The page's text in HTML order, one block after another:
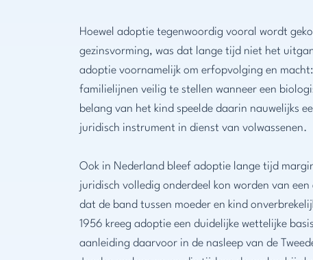
Hoewel adoptie tegenwoordig vooral wordt
gezinsvorming, was dat lange tijd niet het
adoptie voornamelijk om erfopvolging en
familielijnen veilig te stellen wanneer een
belang van het kind speelde daarin nauwelijks
juridisch instrument in dienst van volwassenen.
Ook in Nederland bleef adoptie lange tijd
juridisch volledig onderdeel kon worden van
dat de band tussen moeder en kind
1956 kreeg adoptie een duidelijke wettelijke
aanleiding daarvoor in de nasleep van de